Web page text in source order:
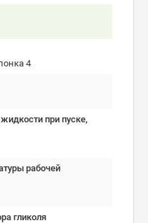
4
при пуске,
рабочей
гликоля